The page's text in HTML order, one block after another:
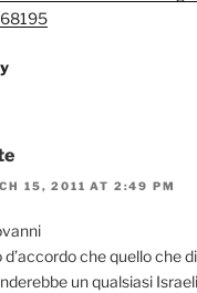
15, 2011 AT 2:49 PM
d’accordo che quello che
un qualsiasi